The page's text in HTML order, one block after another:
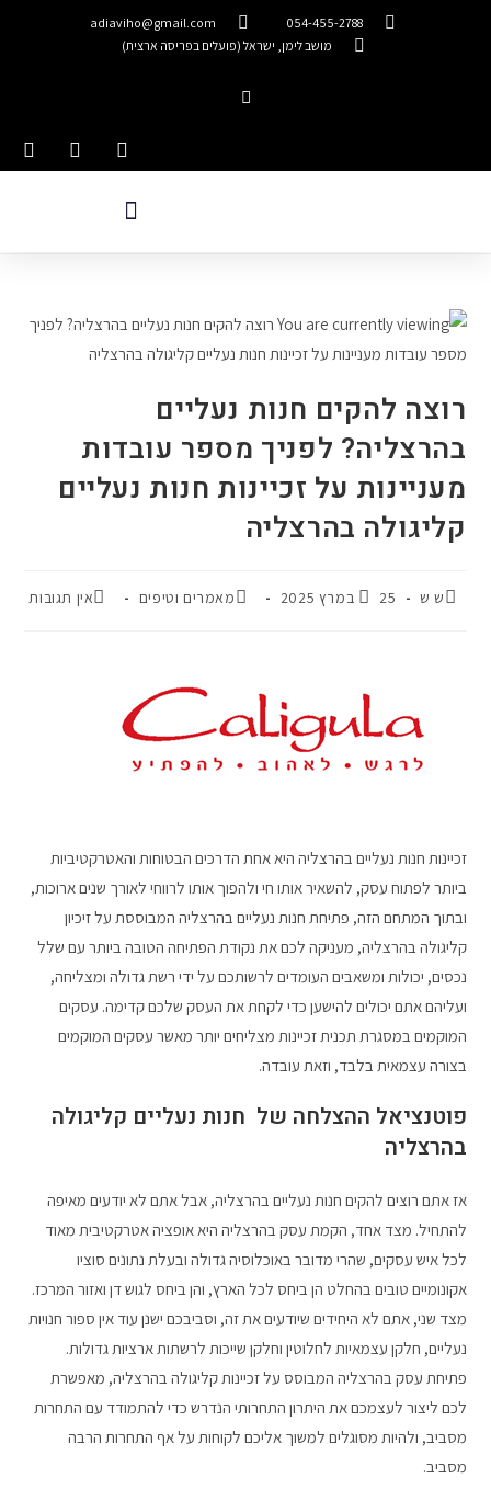
054-455-2788
adiaviho@gmail.com
מושב לימן, ישראל (פועלים בפריסה ארצית)
רוצה להקים חנות נעליים
בהרצליה? לפניך מספר עובדות
מעניינות על זכיינות חנות נעליים
קליגולה בהרצליה
ש ש 25 במרץ 2025 מאמרים וטיפים אין תגובות
זכיינות חנות נעליים בהרצליה היא אחת הדרכים הבטוחות והאטרקטיביות
ביותר לפתוח עסק, להשאיר אותו חי ולהפוך אותו לרווחי לאורך שנים ארוכות,
ובתוך המתחם הזה, פתיחת חנות נעליים בהרצליה המבוססת על זיכיון
קליגולה בהרצליה, מעניקה לכם את נקודת הפתיחה הטובה ביותר עם שלל
נכסים, יכולות ומשאבים העומדים לרשותכם על ידי רשת גדולה ומצליחה,
ועליהם אתם יכולים להישען כדי לקחת את העסק שלכם קדימה. עסקים
המוקמים במסגרת תכנית זכיינות מצליחים יותר מאשר עסקים המוקמים
בצורה עצמאית בלבד, וזאת עובדה.
פוטנציאל ההצלחה של חנות נעליים קליגולה
בהרצליה
אז אתם רוצים להקים חנות נעליים בהרצליה, אבל אתם לא יודעים מאיפה
להתחיל. מצד אחד, הקמת עסק בהרצליה היא אופציה אטרקטיבית מאוד
לכל איש עסקים, שהרי מדובר באוכלוסיה גדולה ובעלת נתונים סוציו
אקונומיים טובים בהחלט הן ביחס לכל הארץ, והן ביחס לגוש דן ואזור המרכז.
מצד שני, אתם לא היחידים שיודעים את זה, וסביבכם ישנן עוד אין ספור חנויות
נעליים, חלקן עצמאיות לחלוטין וחלקן שייכות לרשתות ארציות גדולות.
פתיחת עסק בהרצליה המבוסס על זכיינות קליגולה בהרצליה, מאפשרת
לכם ליצור לעצמכם את היתרון התחרותי הנדרש כדי להתמודד עם התחרות
מסביב, ולהיות מסוגלים למשוך אליכם לקוחות על אף התחרות הרבה
מסביב.